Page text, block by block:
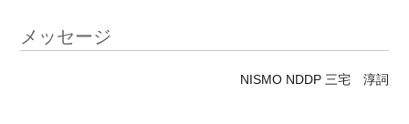
メッセージ
NISMO NDDP 三宅 淳詞